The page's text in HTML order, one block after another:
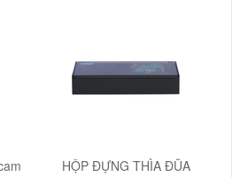
HỘP ĐỰNG THÌA ĐŨA